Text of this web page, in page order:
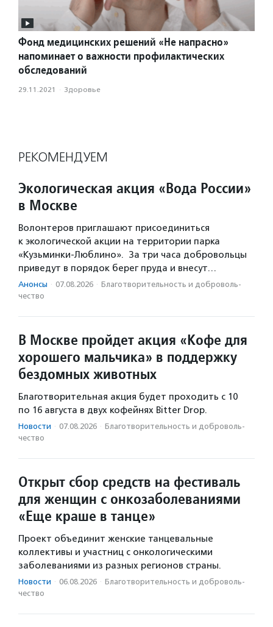
Фонд медицинских решений «Не напрасно»
напоминает о важности профилактических
обследований
29.11.2021 · Здоровье
РЕКОМЕНДУЕМ
Экологическая акция «Вода России»
в Москве
Волонтеров приглашают присоединиться
к экологической акции на территории парка
«Кузьминки-Люблино». За три часа добровольцы
приведут в порядок берег пруда и внесут…
Анонсы · 07.08.2026 · Благотвори­тель­ность и доброволь­
чест­во
В Москве пройдет акция «Кофе для
хорошего мальчика» в поддержку
бездомных животных
Благотворительная акция будет проходить с 10
по 16 августа в двух кофейнях Bitter Drop.
Новости · 07.08.2026 · Благотвори­тель­ность и доброволь­
чест­во
Открыт сбор средств на фестиваль
для женщин с онкозаболеваниями
«Еще краше в танце»
Проект объединит женские танцевальные
коллективы и участниц с онкологическими
заболеваниями из разных регионов страны.
Новости · 06.08.2026 · Благотвори­тель­ность и доброволь­
чест­во